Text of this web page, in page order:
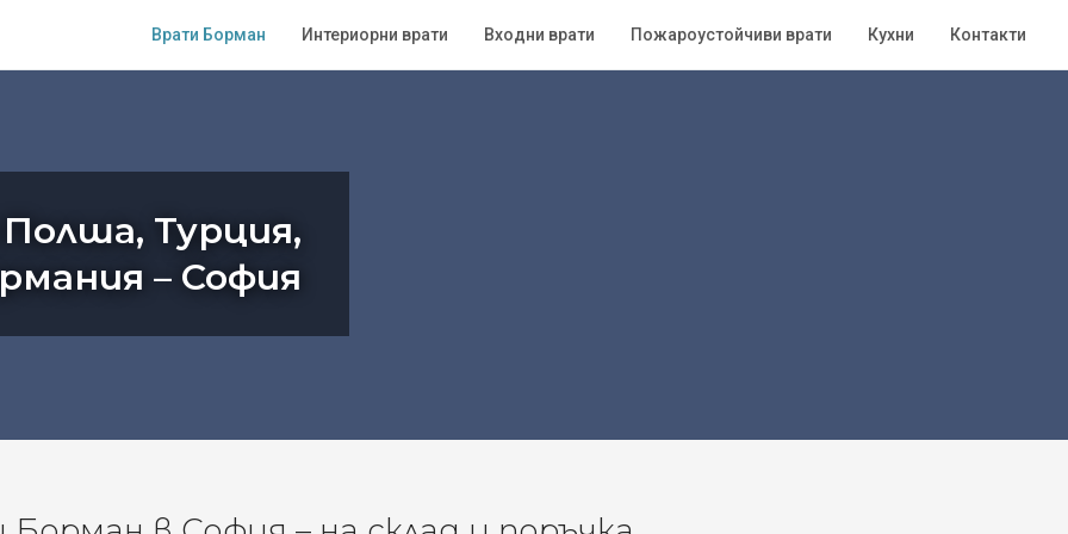
Врати Борман Интериорни врати Входни врати Пожароустойчиви врати Кухни Контакти
Турция,
– София